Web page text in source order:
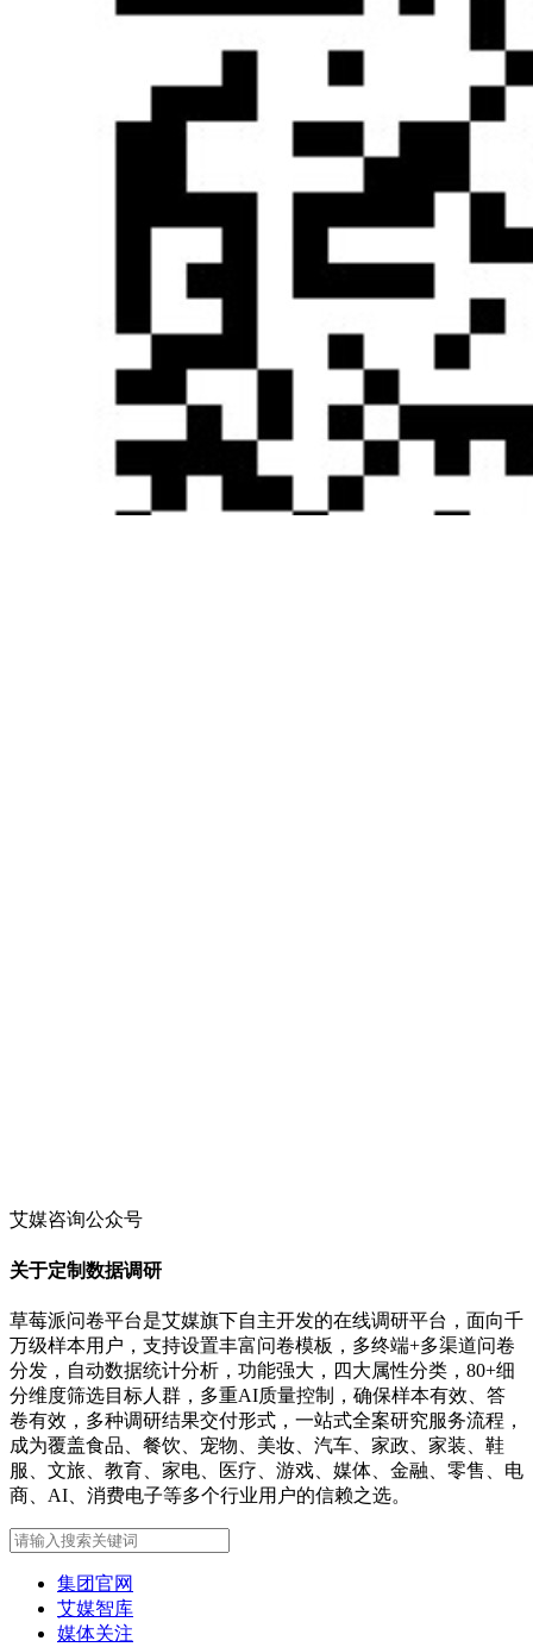
艾媒咨询公众号
关于定制数据调研
草莓派问卷平台是艾媒旗下自主开发的在线调研平台，面向千
万级样本用户，支持设置丰富问卷模板，多终端+多渠道问卷
分发，自动数据统计分析，功能强大，四大属性分类，80+细
分维度筛选目标人群，多重AI质量控制，确保样本有效、答
卷有效，多种调研结果交付形式，一站式全案研究服务流程，
成为覆盖食品、餐饮、宠物、美妆、汽车、家政、家装、鞋
服、文旅、教育、家电、医疗、游戏、媒体、金融、零售、电
商、AI、消费电子等多个行业用户的信赖之选。
集团官网
艾媒智库
媒体关注